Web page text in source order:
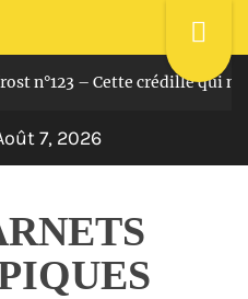
– Cette crédille qui nous
7, 2026